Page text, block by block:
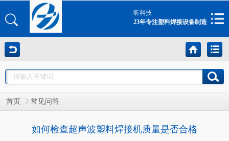
昕科技
23年专注塑料焊接设备制造
首页 常见问答
如何检查超声波塑料焊接机质量是否合格